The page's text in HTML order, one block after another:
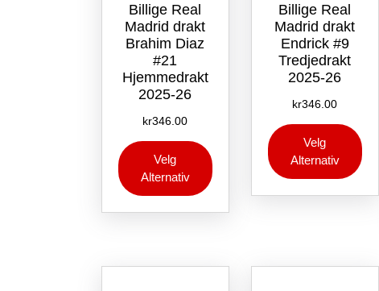
Billige Real
Madrid drakt
Brahim Diaz
#21
Hjemmedrakt
2025-26
kr346.00
Velg
Alternativ
produktet
har
varianter.
velges
Billige Real
Madrid drakt
Endrick #9
Tredjedrakt
2025-26
kr346.00
Velg
Alternativ
har
på